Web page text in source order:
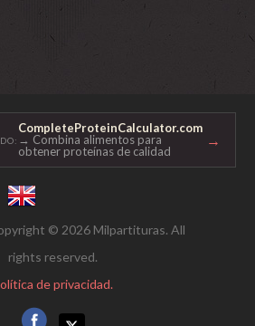
CompleteProteinCalculator.com
→ Combina alimentos para
obtener proteínas de calidad
→
© 2026 Milpartituras. All
rights reserved.
de privacidad.